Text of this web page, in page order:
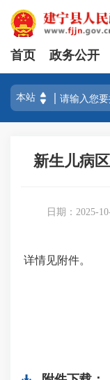
首页 政务公开
新生儿病
日期：2025-
详情见附件。